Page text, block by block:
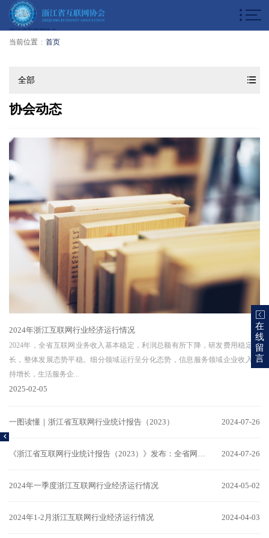
浙江省互联网协会
当前位置 : 首页
全部
协会动态
2024年浙江互联网行业经济运行情况
2024年，全省互联网业务收入基本稳定，利润总额有所下降，研发费用稳定增
长，整体发展态势平稳。细分领域运行呈分化态势，信息服务领域企业收入保
持增长，生活服务企...
2025-02-05
一图读懂｜浙江省互联网行业统计报告（2023） 2024-07-26
《浙江省互联网行业统计报告（2023）》发布：全省网民规模超5800万人
2024-07-26
2024年一季度浙江互联网行业经济运行情况 2024-05-02
2024年1-2月浙江互联网行业经济运行情况 2024-04-03
在
线
留
言